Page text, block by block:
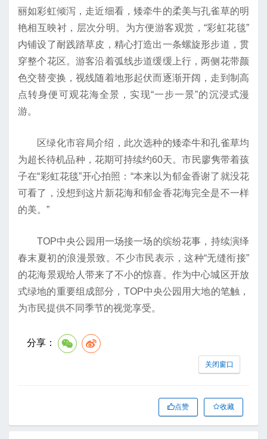
丽如彩虹倾泻，走近细看，矮牵牛的柔美与孔雀草的明
艳相互映衬，层次分明。为方便游客观赏，“彩虹花毯”
内铺设了耐践踏草皮，精心打造出一条螺旋形步道，贯
穿整个花区。游客沿着弧线步道缓缓上行，两侧花带颜
色交替变换，视线随着地形起伏而逐渐开阔，走到制高
点转身便可观花海全景，实现“一步一景”的沉浸式漫
游。
区绿化市容局介绍，此次选种的矮牵牛和孔雀草均
为超长待机品种，花期可持续约60天。市民廖隽带着孩
子在“彩虹花毯”开心拍照：“本来以为郁金香谢了就没花
可看了，没想到这片新花海和郁金香花海完全是不一样
的美。”
TOP中央公园用一场接一场的缤纷花事，持续演绎
春末夏初的浪漫景致。不少市民表示，这种“无缝衔接”
的花海景观给人带来了不小的惊喜。作为中心城区开放
式绿地的重要组成部分，TOP中央公园用大地的笔触，
为市民提供不同季节的视觉享受。
分享：
关闭窗口
点赞 收藏